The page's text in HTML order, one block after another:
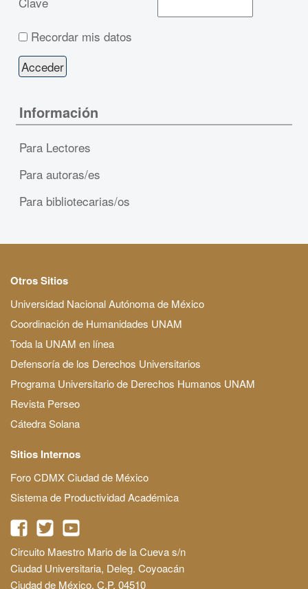
Recordar mis datos
Información
Para Lectores
Para autoras/es
Para bibliotecarias/os
Otros Sitios
Universidad Nacional Autónoma de México
Coordinación de Humanidades UNAM
Toda la UNAM en línea
Defensoría de los Derechos Universitarios
Programa Universitario de Derechos Humanos UNAM
Revista Perseo
Cátedra Solana
Sitios Internos
Foro CDMX Ciudad de México
Sistema de Productividad Académica
Circuito Maestro Mario de la Cueva s/n
Ciudad Universitaria, Deleg. Coyoacán
Ciudad de México, C.P. 04510